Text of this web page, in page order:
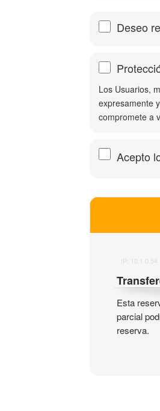
Deseo
Los Usuarios,
expresamente
compromete a
Acepto
IP: 10.1.0.54
Esta
parcial
reserva.